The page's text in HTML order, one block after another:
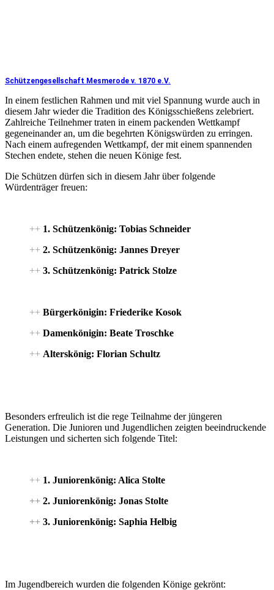
Schützengesellschaft Mesmerode v. 1870 e.V.
In einem festlichen Rahmen und mit viel Spannung wurde auch in
diesem Jahr wieder die Tradition des Königsschießens zelebriert.
Zahlreiche Teilnehmer traten in einem packenden Wettkampf
gegeneinander an, um die begehrten Königswürden zu erringen.
Nach einem aufregenden Wettkampf, der mit einem spannenden
Stechen endete, stehen die neuen Könige fest.
Die Schützen dürfen sich in diesem Jahr über folgende
Würdenträger freuen:
++ 1. Schützenkönig: Tobias Schneider
++ 2. Schützenkönig: Jannes Dreyer
++ 3. Schützenkönig: Patrick Stolze
++ Bürgerkönigin: Friederike Kosok
++ Damenkönigin: Beate Troschke
++ Alterskönig: Florian Schultz
Besonders erfreulich ist die rege Teilnahme der jüngeren
Generation. Die Junioren und Jugendlichen zeigten beeindruckende
Leistungen und sicherten sich folgende Titel:
++ 1. Juniorenkönig: Alica Stolte
++ 2. Juniorenkönig: Jonas Stolte
++ 3. Juniorenkönig: Saphia Helbig
Im Jugendbereich wurden die folgenden Könige gekrönt: